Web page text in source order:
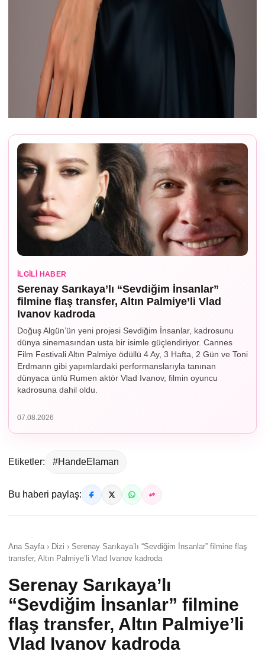
İLGILI HABER
Serenay Sarıkaya’lı “Sevdiğim İnsanlar”
filmine flaş transfer, Altın Palmiye’li Vlad
Ivanov kadroda
Doğuş Algün’ün yeni projesi Sevdiğim İnsanlar, kadrosunu
dünya sinemasından usta bir isimle güçlendiriyor. Cannes
Film Festivali Altın Palmiye ödüllü 4 Ay, 3 Hafta, 2 Gün ve Toni
Erdmann gibi yapımlardaki performanslarıyla tanınan
dünyaca ünlü Rumen aktör Vlad Ivanov, filmin oyuncu
kadrosuna dahil oldu.
07.08.2026
Etiketler: #HandeElaman
Bu haberi paylaş:
Ana Sayfa › Dizi › Serenay Sarıkaya’lı “Sevdiğim İnsanlar” filmine flaş
transfer, Altın Palmiye’li Vlad Ivanov kadroda
Serenay Sarıkaya’lı
“Sevdiğim İnsanlar” filmine
flaş transfer, Altın Palmiye’li
Vlad Ivanov kadroda